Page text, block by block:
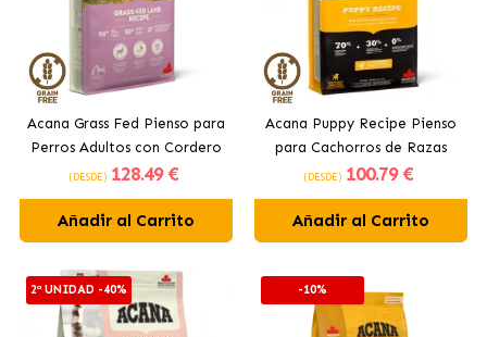
Acana Grass Fed Pienso para
Perros Adultos con Cordero
(DESDE) 128.49 €
Añadir al Carrito
Acana Puppy Recipe Pienso
para Cachorros de Razas
Medianas
(DESDE) 100.79 €
Añadir al Carrito
2ª UNIDAD -40% -10%